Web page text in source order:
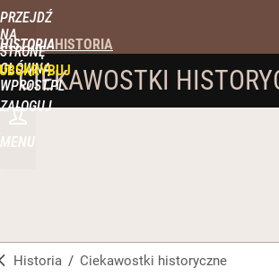
PRZEJDŹ
NA
STRONĘ
GŁÓWNĄ
WPROST.PL
HISTORIA
ZALOGUJ
MENU
CIEKAWOSTKI
Historia / Ciekawostki historyczne